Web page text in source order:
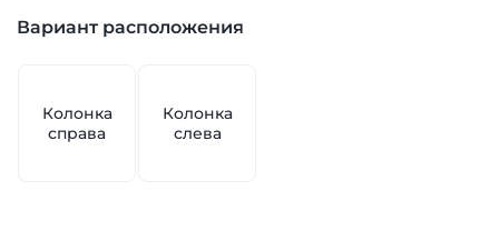
Вариант расположения
Колонка
справа
Колонка
слева